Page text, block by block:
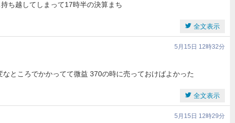
ち越してしまって17時半の決算まち
全文表示
5月15日 12時32分
ところでかかってて微益 370の時に売っておけばよかった
全文表示
5月15日 12時29分